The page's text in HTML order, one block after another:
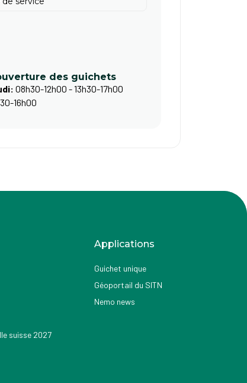
des guichets
08h30-12h00 - 13h30-17h00
16h00
suisse 2027
Applications
Guichet unique
Géoportail du SITN
Nemo news